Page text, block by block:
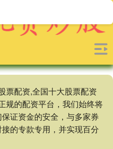
票配资,全国十大股票配资
规的配资平台，我们始终将
证资金的安全，与多家券
的专款专用，并实现百分